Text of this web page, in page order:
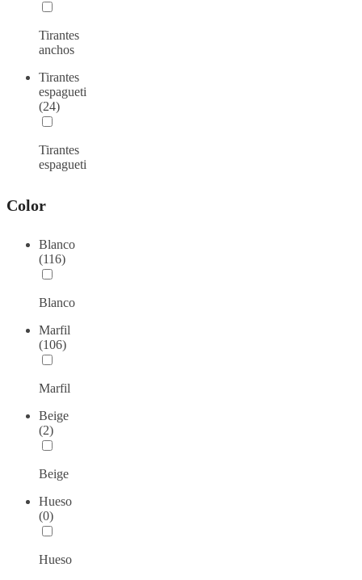
Tirantes
anchos
Tirantes
espagueti
(24)
Tirantes
espagueti
Color
Blanco
(116)
Blanco
Marfil
(106)
Marfil
Beige
(2)
Beige
Hueso
(0)
Hueso